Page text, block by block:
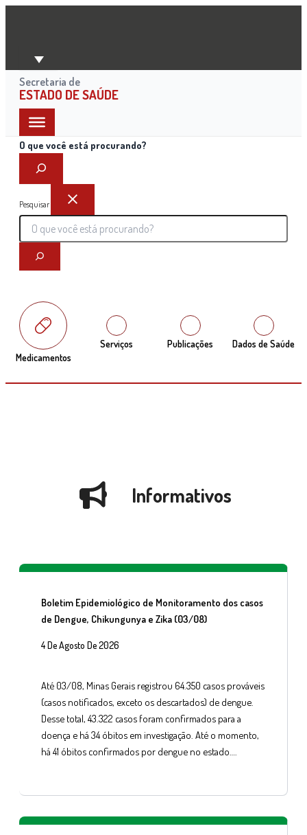
Ir
conteúdo
Secretaria de
ESTADO DE SAÚDE
O que você está procurando?
Pesquisar
Medicamentos
Serviços Publicações Dados de Saúde
Informativos
Boletim Epidemiológico de Monitoramento dos casos
de Dengue, Chikungunya e Zika (03/08)
4 De Agosto De 2026
Até 03/08, Minas Gerais registrou 64.350 casos prováveis
(casos notificados, exceto os descartados) de dengue.
Desse total, 43.322 casos foram confirmados para a
doença e há 34 óbitos em investigação. Até o momento,
há 41 óbitos confirmados por dengue no estado….